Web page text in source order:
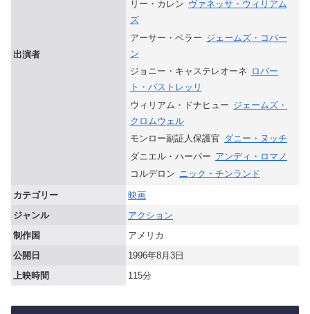
出演者
リー・カレン ヴァネッサ・ウィリアム
ズ
アーサー・ベラー ジェームズ・コバー
ン
ジョニー・キャステレオーネ ロバー
ト・パストレッリ
ウィリアム・ドナヒュー ジェームズ・
クロムウェル
モンロー副証人保護官 ダニー・ヌッチ
ダニエル・ハーパー アンディ・ロマノ
コルデロン ニック・チンランド
カテゴリー
映画
ジャンル
アクション
制作国
アメリカ
公開日
1996年8月3日
上映時間
115分